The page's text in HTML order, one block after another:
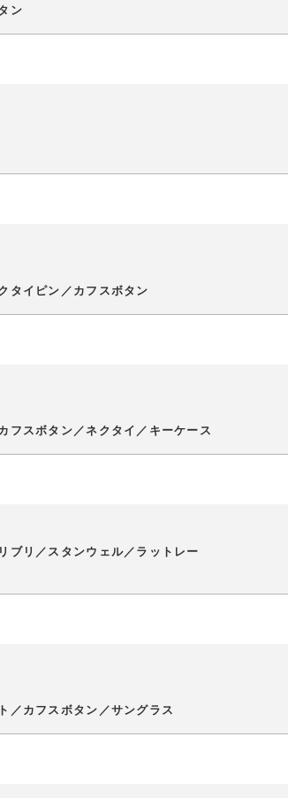
ン
タイピン／カフスボタン
フスボタン／ネクタイ／キーケース
ブリ／スタンウェル／ラットレー
／カフスボタン／サングラス